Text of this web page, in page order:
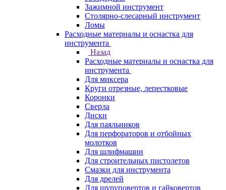
Зажимной инструмент
Столярно-слесарный инструмент
Ломы
Расходные материалы и оснастка для
инструмента
Назад
Расходные материалы и оснастка для
инструмента
Для миксера
Круги отрезные, лепестковые
Коронки
Сверла
Диски
Для паяльников
Для перфораторов и отбойных
молотков
Для шлифмашин
Для строительных пистолетов
Смазки для инструмента
Для дрелей
Для шуруповертов и гайковертов